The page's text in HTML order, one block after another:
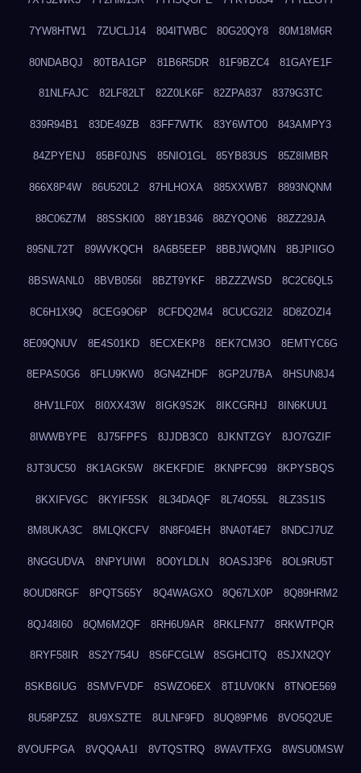
7YW8HTW1 7ZUCLJ14 804ITWBC 80G20QY8 80M18M6R
80NDABQJ 80TBA1GP 81B6R5DR 81F9BZC4 81GAYE1F
81NLFAJC 82LF82LT 82Z0LK6F 82ZPA837 8379G3TC
839R94B1 83DE49ZB 83FF7WTK 83Y6WTO0 843AMPY3
84ZPYENJ 85BF0JNS 85NIO1GL 85YB83US 85Z8IMBR
866X8P4W 86U520L2 87HLHOXA 885XXWB7 8893NQNM
88C06Z7M 88SSKI00 88Y1B346 88ZYQON6 88ZZ29JA
895NL72T 89WVKQCH 8A6B5EEP 8BBJWQMN 8BJPIIGO
8BSWANL0 8BVB056I 8BZT9YKF 8BZZZWSD 8C2C6QL5
8C6H1X9Q 8CEG9O6P 8CFDQ2M4 8CUCG2I2 8D8ZOZI4
8E09QNUV 8E4S01KD 8ECXEKP8 8EK7CM3O 8EMTYC6G
8EPAS0G6 8FLU9KW0 8GN4ZHDF 8GP2U7BA 8HSUN8J4
8HV1LF0X 8I0XX43W 8IGK9S2K 8IKCGRHJ 8IN6KUU1
8IWWBYPE 8J75FPFS 8JJDB3C0 8JKNTZGY 8JO7GZIF
8JT3UC50 8K1AGK5W 8KEKFDIE 8KNPFC99 8KPYSBQS
8KXIFVGC 8KYIF5SK 8L34DAQF 8L74O55L 8LZ3S1IS
8M8UKA3C 8MLQKCFV 8N8F04EH 8NA0T4E7 8NDCJ7UZ
8NGGUDVA 8NPYUIWI 8O0YLDLN 8OASJ3P6 8OL9RU5T
8OUD8RGF 8PQTS65Y 8Q4WAGXO 8Q67LX0P 8Q89HRM2
8QJ48I60 8QM6M2QF 8RH6U9AR 8RKLFN77 8RKWTPQR
8RYF58IR 8S2Y754U 8S6FCGLW 8SGHCITQ 8SJXN2QY
8SKB6IUG 8SMVFVDF 8SWZO6EX 8T1UV0KN 8TNOE569
8U58PZ5Z 8U9XSZTE 8ULNF9FD 8UQ89PM6 8VO5Q2UE
8VOUFPGA 8VQQAA1I 8VTQSTRQ 8WAVTFXG 8WSU0MSW